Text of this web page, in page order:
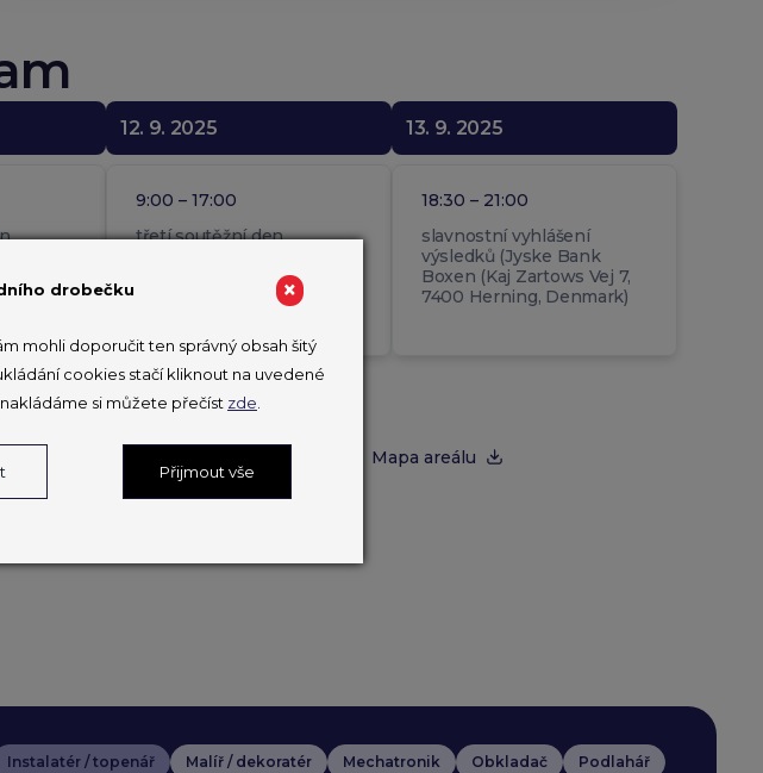
12. 9. 2025
9:00 – 17:00
třetí soutěžní den
návštěva ministrů školství
13. 9. 2025
18:30 – 21:00
slavnostní vyhlášení
výsledků (Jyske Bank
Boxen (Kaj Zartows Vej 7,
7400 Herning, Denmark)
Mapa areálu
Instalatér / topenář Malíř / dekoratér Mechatronik Obkladač
Podlahář
×
drobečku
mohli doporučit ten správný obsah šitý
cookies stačí kliknout na uvedené
si můžete přečíst zde
Přijmout vše